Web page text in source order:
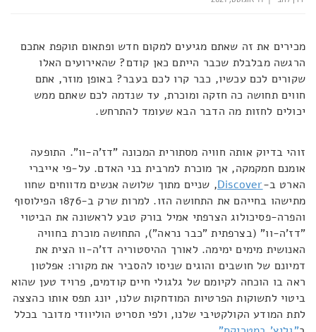
מכירים את זה שאתם מגיעים למקום חדש ופתאום תוקפת אתכם
הרגשה מבלבלת שכבר הייתם כאן קודם? שהאירועים האלו
שקורים לכם עכשיו, כבר קרו לכם בעבר? באופן מוזר, אתם
חווים תחושה כה חזקה ומוכרת, עד שנדמה לכם שאתם ממש
יכולים לחזות מה הדבר הבא שעומד להתרחש.
זוהי בדיוק אותה חוויה מסתורית המכונה "דז'ה-וו". התופעה
אומנם חמקמקה, אך מוכרת למרבית בני האדם. על-פי אייברי
הארט ב-Discover, שניים מתוך שלושה אנשים מדווחים שחוו
מתישהו בחייהם את התחושה הזו. למרות שרק ב-1876 הפילוסוף
והפרה-פסיכולוג הצרפתי אמיל בורק טבע לראשונה את הביטוי
"דז'ה-וו" (בצרפתית "כבר נראה"), התחושה מוכרת בחוויה
האנושית מימים ימימה. לאורך ההיסטוריה דז'ה-וו הצית את
דמיונם של חושבים והוגים שניסו להסביר את מקורו: אפלטון
ראה בו הוכחה לקיומם של גלגולי חיים קודמים, פרויד טען שהוא
ביטוי לתשוקות הפרטיות המודחקות שלנו, יונג תפס אותו כהצצה
לתת המודע הקולקטיבי שלנו, ולפי תסריט הוליוודי מדובר בכלל